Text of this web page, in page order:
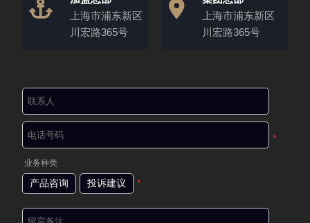
上海市浦东新区
川宏路365号
上海市浦东新区
川宏路365号
*
业务种类
产品咨询 投诉建议 *